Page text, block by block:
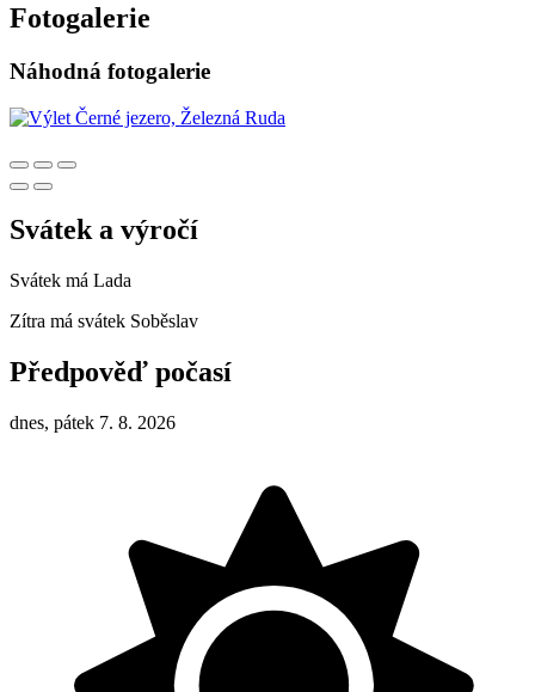
Fotogalerie
Náhodná fotogalerie
Svátek a výročí
Svátek má Lada
Zítra má svátek Soběslav
Předpověď počasí
dnes, pátek 7. 8. 2026